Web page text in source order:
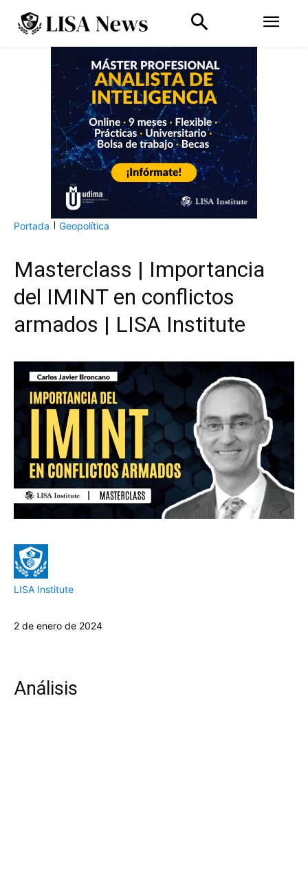
Portada Geopolítica
Masterclass | Importancia
del IMINT en conflictos
armados | LISA Institute
LISA Institute
2 de enero de 2024
Análisis